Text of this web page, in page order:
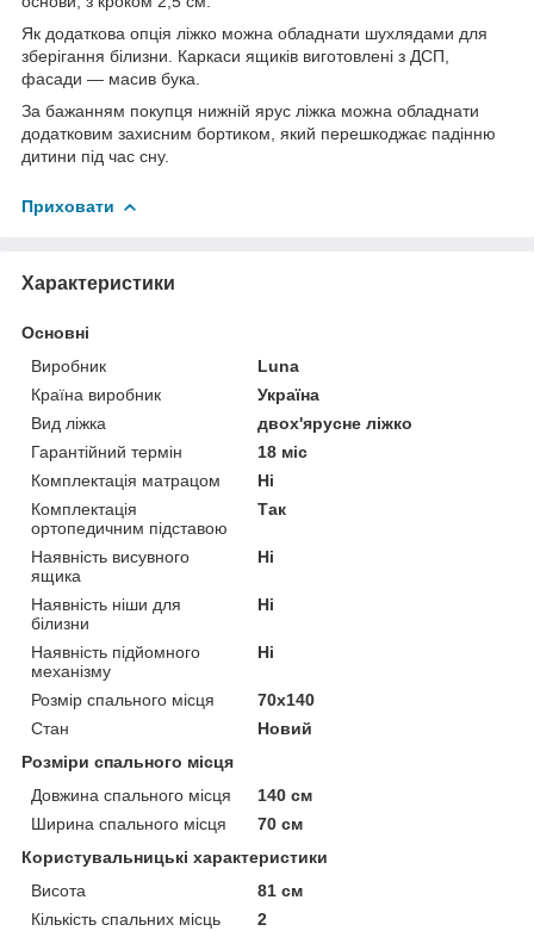
Як додаткова опція ліжко можна обладнати шухлядами для
зберігання білизни. Каркаси ящиків виготовлені з ДСП,
фасади — масив бука.
За бажанням покупця нижній ярус ліжка можна обладнати
додатковим захисним бортиком, який перешкоджає падінню
дитини під час сну.
Приховати
Характеристики
Основні
Виробник
Luna
Країна виробник
Україна
Вид ліжка
двох'ярусне ліжко
Гарантійний термін
18 міс
Комплектація матрацом
Ні
Комплектація
ортопедичним підставою
Так
Наявність висувного
ящика
Ні
Наявність ніши для
білизни
Ні
Наявність підйомного
механізму
Ні
Розмір спального місця
70х140
Стан
Новий
Розміри спального місця
Довжина спального місця
140 см
Ширина спального місця
70 см
Користувальницькі характеристики
Висота
81 см
Кількість спальних місць
2